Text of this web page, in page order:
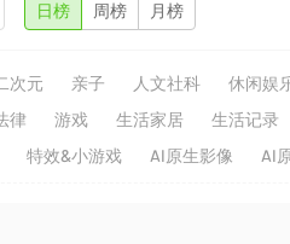
日榜 周榜 月榜
次元 亲子 人文社科
休闲娱
律 游戏 生活家居
生活记录
特效&小游戏 AI原生影像 AI